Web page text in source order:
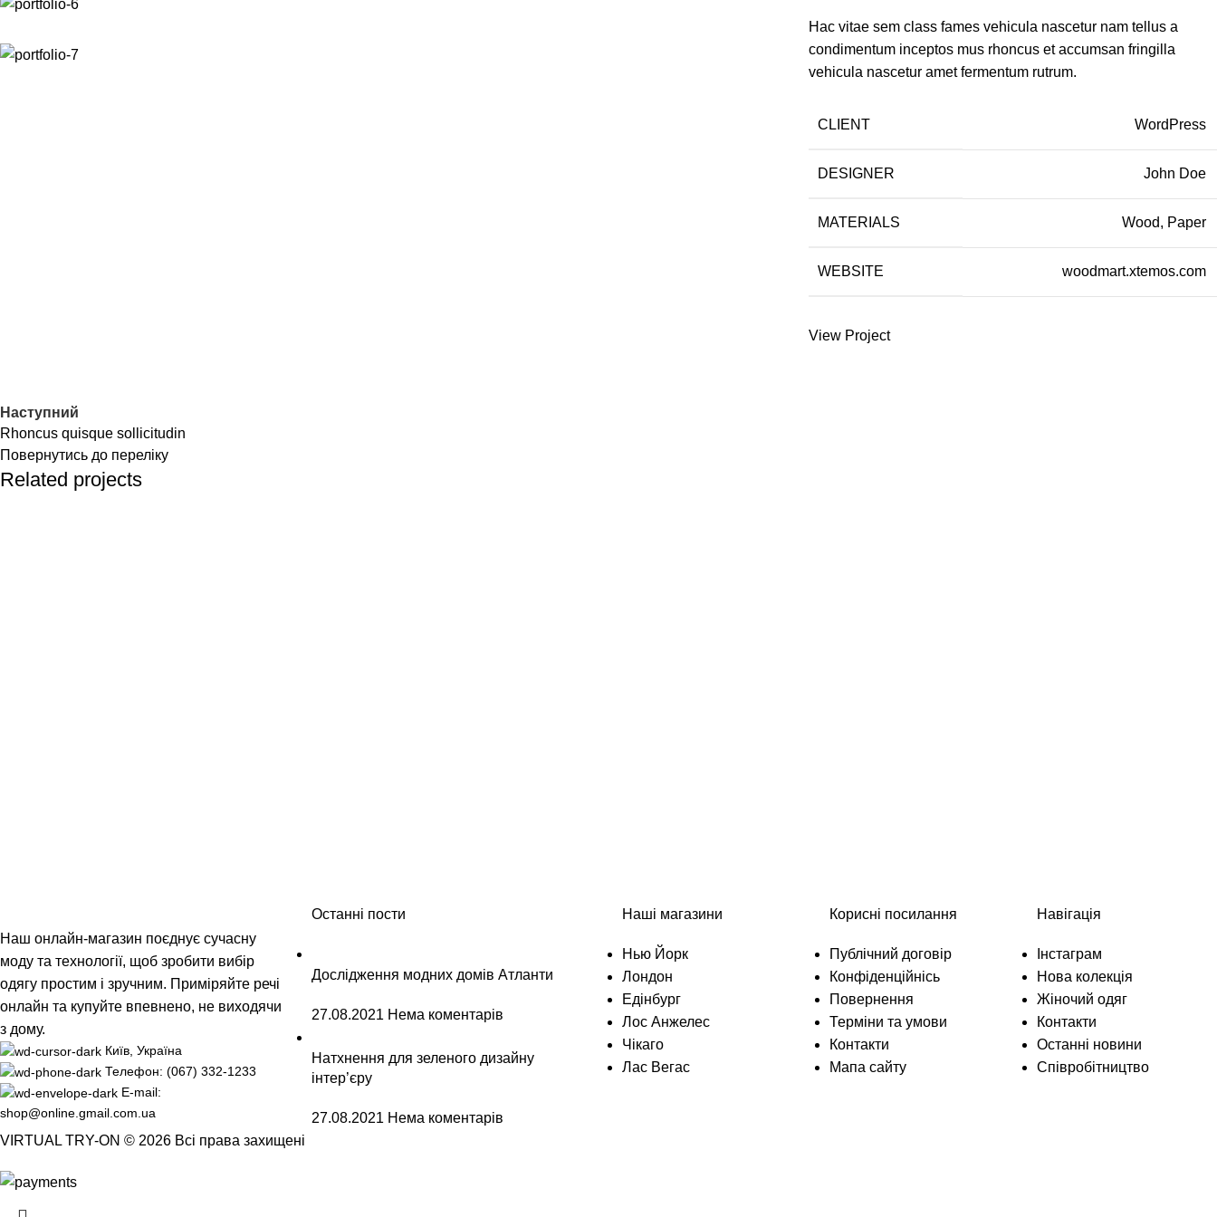
Hac vitae sem class fames vehicula nascetur nam tellus a
condimentum inceptos mus rhoncus et accumsan fringilla
vehicula nascetur amet fermentum rutrum.
CLIENT WordPress
DESIGNER John Doe
MATERIALS Wood, Paper
WEBSITE woodmart.xtemos.com
View Project
Наступний
Rhoncus quisque sollicitudin
Повернутись до переліку
Related projects
Наш онлайн-магазин поєднує сучасну
моду та технології, щоб зробити вибір
одягу простим і зручним. Приміряйте речі
онлайн та купуйте впевнено, не виходячи
з дому.
Київ, Україна
Телефон: (067) 332-1233
E-mail:
shop@online.gmail.com.ua
Останні пости
Дослідження модних домів Атланти
27.08.2021 Нема коментарів
Натхнення для зеленого дизайну
інтер’єру
27.08.2021 Нема коментарів
Наші магазини
Нью Йорк
Лондон
Едінбург
Лос Анжелес
Чікаго
Лас Вегас
Корисні посилання
Публічний договір
Конфіденційнісь
Повернення
Терміни та умови
Контакти
Мапа сайту
Навігація
Інстаграм
Нова колекція
Жіночий одяг
Контакти
Останні новини
Співробітництво
VIRTUAL TRY-ON © 2026 Всі права захищені